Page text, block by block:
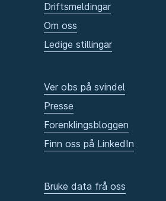
Driftsmeldingar
Om oss
Ledige stillingar
Ver obs på svindel
Presse
Forenklingsbloggen
Finn oss på LinkedIn
Bruke data frå oss